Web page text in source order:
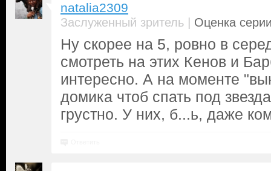
natalia2309
Заслуженный зритель | Оценка
Ну скорее на 5, ровно в
смотреть на этих Кенов и
интересно. А на моменте
домика чтоб спать под
грустно. У них, б...ь, даже